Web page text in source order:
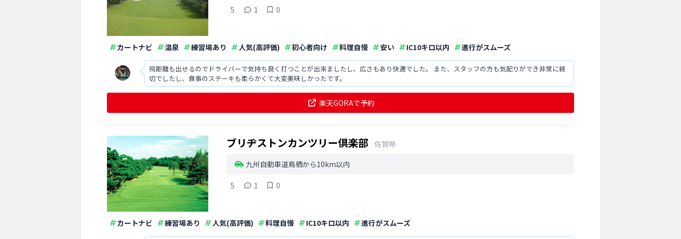
5 1 0
カートナビ 温泉 練習場あり 人気(高評価) 初心者向け 料理自慢 安い IC10キロ以内 進行がスムーズ
飛距離も出せるのでドライバーで気持ち良く打つことが出来ましたし、広さもあり快適でした。 また、スタッフの方も気配りができ非常に親
切でしたし、食事のステーキも柔らかくて大変美味しかったです。
楽天GORAで予約
ブリヂストンカンツリー倶楽部
佐賀県
九州自動車道鳥栖から10km以内
5 1 0
カートナビ 練習場あり 人気(高評価) 料理自慢 IC10キロ以内 進行がスムーズ